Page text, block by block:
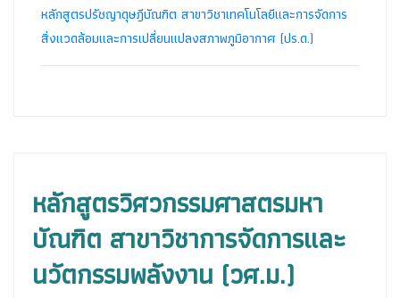
หลักสูตรปรัชญาดุษฎีบัณฑิต สาขาวิชาเทคโนโลยีและการจัดการ
สิ่งแวดล้อมและการเปลี่ยนแปลงสภาพภูมิอากาศ (ปร.ด.)
หลักสูตรวิศวกรรมศาสตรมหา
บัณฑิต สาขาวิชาการจัดการและ
นวัตกรรมพลังงาน (วศ.ม.)